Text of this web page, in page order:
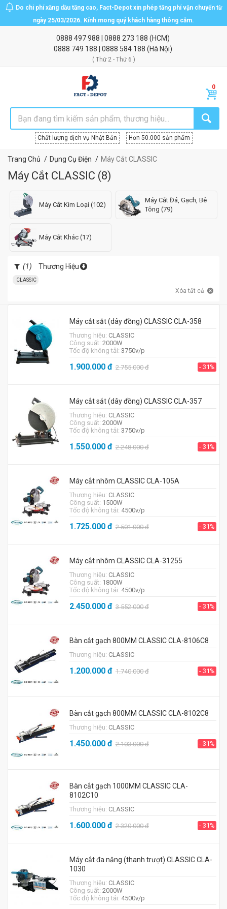
Do chi phí xăng dầu tăng cao, Fact-Depot xin phép tăng phí vận chuyển từ
ngày 25/03/2026. Kính mong quý khách hàng thông cảm.
0888 497 988 0888 273 188 (HCM)
0888 749 188
0888 584 188 (Hà Nội)
( Thứ 2 - Thứ 6 )
Chất lượng dịch vụ Nhật Bản Hơn 50.000 sản phẩm
Trang Chủ Dụng Cụ Điện Máy Cắt CLASSIC
Máy Cắt CLASSIC (8)
Máy Cắt Kim Loại (102)
Máy Cắt Đá, Gạch, Bê
Tông (79)
Máy Cắt Khác (17)
(1) Thương Hiệu
CLASSIC
Xóa tất cả
Máy cắt sắt (dây đồng) CLASSIC CLA-358
Thương hiệu: CLASSIC
Công suất: 2000W
Tốc độ không tải: 3750v/p
1.900.000đ 2.755.000đ - 31%
Máy cắt sắt (dây đồng) CLASSIC CLA-357
Thương hiệu: CLASSIC
Công suất: 2000W
Tốc độ không tải: 3750v/p
1.550.000đ 2.248.000đ - 31%
Máy cắt nhôm CLASSIC CLA-105A
Thương hiệu: CLASSIC
Công suất: 1500W
Tốc độ không tải: 4500v/p
1.725.000đ 2.501.000đ - 31%
Máy cắt nhôm CLASSIC CLA-31255
Thương hiệu: CLASSIC
Công suất: 1800W
Tốc độ không tải: 4500v/p
2.450.000đ 3.552.000đ - 31%
Bàn cắt gạch 800MM CLASSIC CLA-8106C8
Thương hiệu: CLASSIC
1.200.000đ 1.740.000đ - 31%
Bàn cắt gạch 800MM CLASSIC CLA-8102C8
Thương hiệu: CLASSIC
1.450.000đ 2.103.000đ - 31%
Bàn cắt gạch 1000MM CLASSIC CLA-
8102C10
Thương hiệu: CLASSIC
1.600.000đ 2.320.000đ - 31%
Máy cắt đa năng (thanh trượt) CLASSIC CLA-
1030
Thương hiệu: CLASSIC
Công suất: 2000W
Tốc độ không tải: 4500v/p